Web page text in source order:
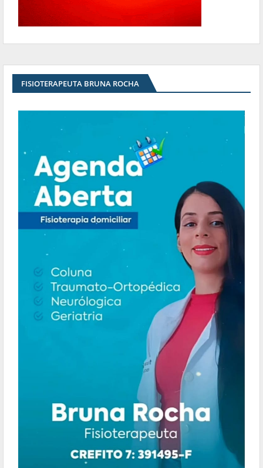
FISIOTERAPEUTA BRUNA ROCHA